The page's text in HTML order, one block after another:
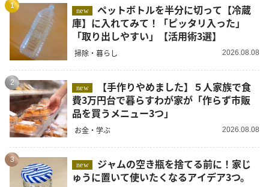
1
new
ペットボトルを半分に切って【冷蔵
庫】に入れてみて！「ピッタリ入った」
「取り出しやすい」【活用術3選】
掃除・暮らし 2026.08.08
2
new
費3万円台で暮らすわが家が「作らず市販
品を買うメニュー3つ」
お金・学ぶ 2026.08.08
3
new
ゅうに置いて使いたくなるアイデア3つ。